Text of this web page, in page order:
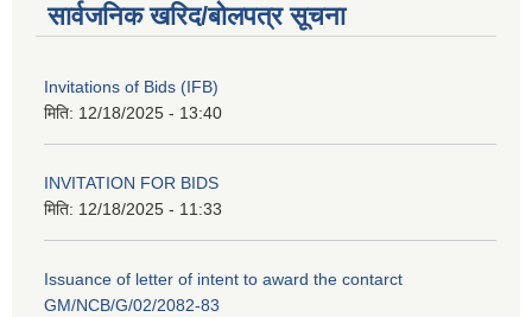
सार्वजनिक खरिद/बोलपत्र सूचना
Invitations of Bids (IFB)
मिति: 12/18/2025 - 13:40
INVITATION FOR BIDS
मिति: 12/18/2025 - 11:33
Issuance of letter of intent to award the contarct
GM/NCB/G/02/2082-83